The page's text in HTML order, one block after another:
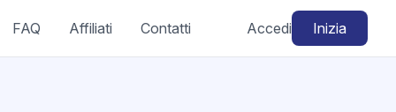
FAQ Affiliati Contatti Accedi Inizia